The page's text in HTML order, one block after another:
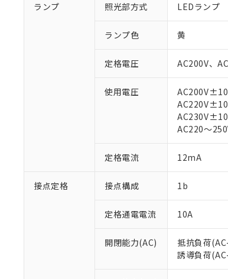
ランプ 照光部方式 LEDランプ
ランプ色 黄
定格電圧 AC200V、
使用電圧
AC220～
定格電流 12mA
接点定格 接点構成 1b
定格通電電流 10A
開閉能力(AC)
抵抗負荷
誘導負荷
ご利
以下の条
正
当
オ
在
対応予定
対応予定
調査・確
非該当品
仕入先様
がありま
*EU RoHS
六価クロム
但し、
フタル酸エ
※2 対
部品在庫
※1 中
「×」
「－」：
Pb(鉛)
DBP(フタ
※2 環
う
置
当
ま
た
記
△
－